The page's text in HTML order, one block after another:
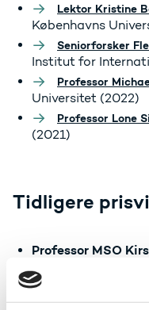
Lektor Kristine
Københavns
Seniorforsker
Institut for
Professor
Universitet (2022)
Professor Lone
(2021)
Tidligere
Professor MSO
(2019)
Professor Oluf
Universitet (2018)